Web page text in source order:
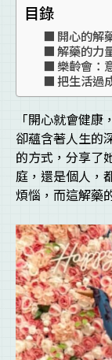
目錄
開心的解
解藥的力
樂齡會：
把生活過
「開心就會健
卻蘊含著人生的
的方式，分享了
庭，還是個人，
煩惱，而這解藥